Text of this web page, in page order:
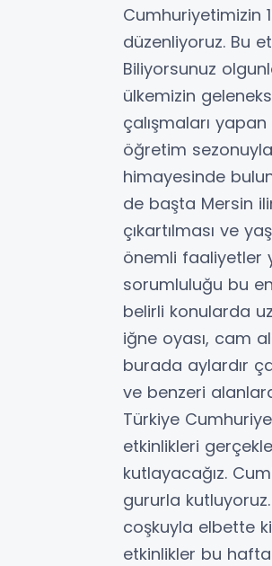
Cumhuriyetimizin
düzenliyoruz. Bu
Biliyorsunuz
ülkemizin
çalışmaları
öğretim sezonuyla
himayesinde
de başta Mersin
çıkartılması ve
önemli faaliyetler
sorumluluğu bu
belirli konularda
iğne oyası, cam
burada aylardır
ve benzeri
Türkiye
etkinlikleri
kutlayacağız.
gururla
coşkuyla elbette
etkinlikler bu